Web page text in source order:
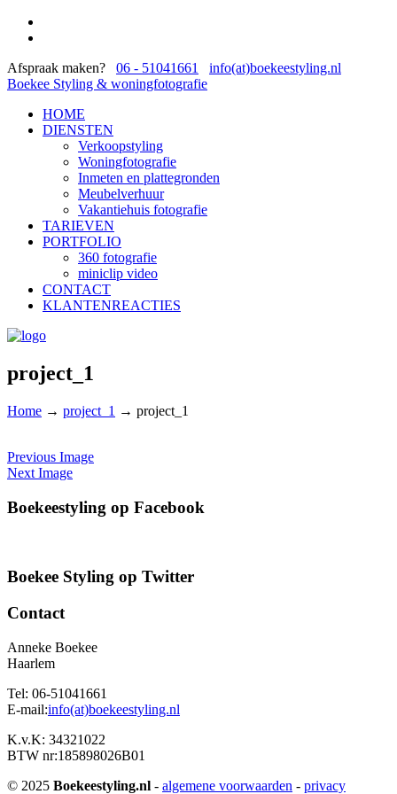
Afspraak maken? 06 - 51041661
info(at)boekeestyling.nl
Boekee Styling & woningfotografie
HOME
DIENSTEN
Verkoopstyling
Woningfotografie
Inmeten en plattegronden
Meubelverhuur
Vakantiehuis fotografie
TARIEVEN
PORTFOLIO
360 fotografie
miniclip video
CONTACT
KLANTENREACTIES
project_1
Home → project_1 → project_1
Previous Image
Next Image
Boekeestyling op Facebook
Boekee Styling op Twitter
Contact
Anneke Boekee
Haarlem
Tel: 06-51041661
E-mail:info(at)boekeestyling.nl
K.v.K: 34321022
BTW nr:185898026B01
© 2025 Boekeestyling.nl - algemene voorwaarden - privacy